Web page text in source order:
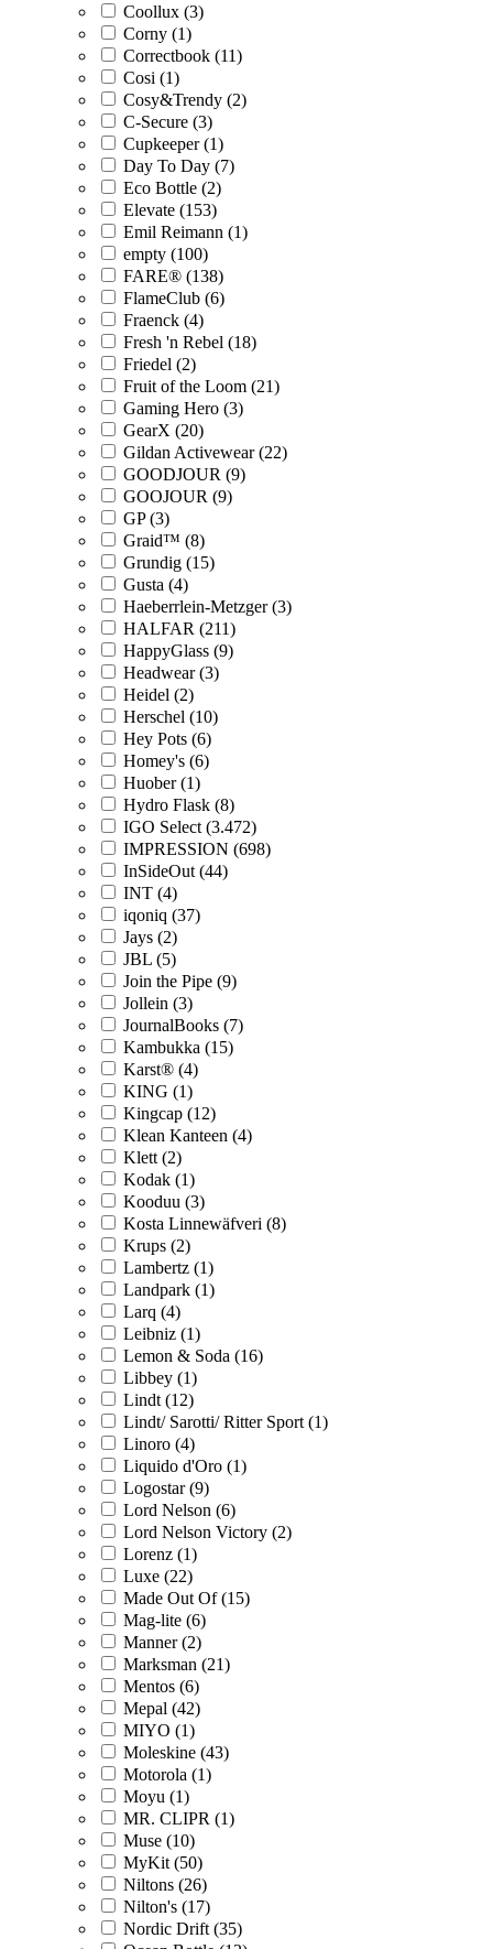
Coollux (3)
Corny (1)
Correctbook (11)
Cosi (1)
Cosy&Trendy (2)
C-Secure (3)
Cupkeeper (1)
Day To Day (7)
Eco Bottle (2)
Elevate (153)
Emil Reimann (1)
empty (100)
FARE® (138)
FlameClub (6)
Fraenck (4)
Fresh 'n Rebel (18)
Friedel (2)
Fruit of the Loom (21)
Gaming Hero (3)
GearX (20)
Gildan Activewear (22)
GOODJOUR (9)
GOOJOUR (9)
GP (3)
Graid™ (8)
Grundig (15)
Gusta (4)
Haeberrlein-Metzger (3)
HALFAR (211)
HappyGlass (9)
Headwear (3)
Heidel (2)
Herschel (10)
Hey Pots (6)
Homey's (6)
Huober (1)
Hydro Flask (8)
IGO Select (3.472)
IMPRESSION (698)
InSideOut (44)
INT (4)
iqoniq (37)
Jays (2)
JBL (5)
Join the Pipe (9)
Jollein (3)
JournalBooks (7)
Kambukka (15)
Karst® (4)
KING (1)
Kingcap (12)
Klean Kanteen (4)
Klett (2)
Kodak (1)
Kooduu (3)
Kosta Linnewäfveri (8)
Krups (2)
Lambertz (1)
Landpark (1)
Larq (4)
Leibniz (1)
Lemon & Soda (16)
Libbey (1)
Lindt (12)
Lindt/ Sarotti/ Ritter Sport (1)
Linoro (4)
Liquido d'Oro (1)
Logostar (9)
Lord Nelson (6)
Lord Nelson Victory (2)
Lorenz (1)
Luxe (22)
Made Out Of (15)
Mag-lite (6)
Manner (2)
Marksman (21)
Mentos (6)
Mepal (42)
MIYO (1)
Moleskine (43)
Motorola (1)
Moyu (1)
MR. CLIPR (1)
Muse (10)
MyKit (50)
Niltons (26)
Nilton's (17)
Nordic Drift (35)